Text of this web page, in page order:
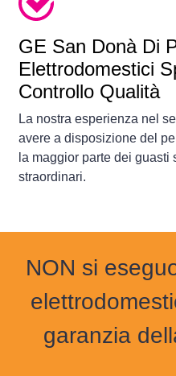
GE San Donà Di
Elettrodomestici
Controllo Qualità
La nostra esperienza nel
avere a disposizione del
la maggior parte dei
straordinari.
NON si
garanzia